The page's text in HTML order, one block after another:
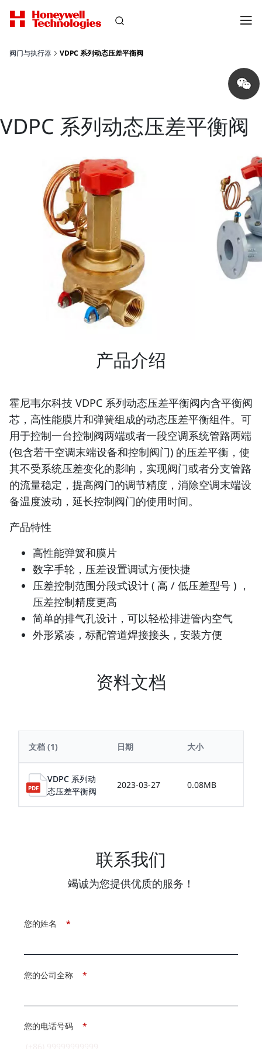
阀门与执行器 VDPC 系列动态压差平衡阀
Share
on
wechat
VDPC 系列动态压差平衡阀
产品介绍
霍尼韦尔科技 VDPC 系列动态压差平衡阀内含平衡阀
芯，高性能膜片和弹簧组成的动态压差平衡组件。可
用于控制一台控制阀两端或者一段空调系统管路两端
(包含若干空调末端设备和控制阀门) 的压差平衡，使
其不受系统压差变化的影响，实现阀门或者分支管路
的流量稳定，提高阀门的调节精度，消除空调末端设
备温度波动，延长控制阀门的使用时间。
产品特性
高性能弹簧和膜片
数字手轮，压差设置调试方便快捷
压差控制范围分段式设计 ( 高 / 低压差型号 ) ，
压差控制精度更高
简单的排气孔设计，可以轻松排进管内空气
外形紧凑，标配管道焊接接头，安装方便
资料文档
文档 (1) 日期 大小
VDPC 系列动
态压差平衡阀
2023-03-27 0.08MB
联系我们
竭诚为您提供优质的服务！
*
您的姓名
*
您的公司全称
*
您的电话号码